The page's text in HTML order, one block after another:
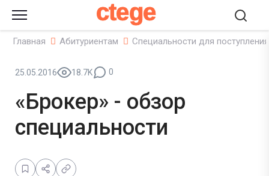
ctege
Главная Абитуриентам Специальности для поступления
25.05.2016 18.7K 0
«Брокер» - обзор
специальности